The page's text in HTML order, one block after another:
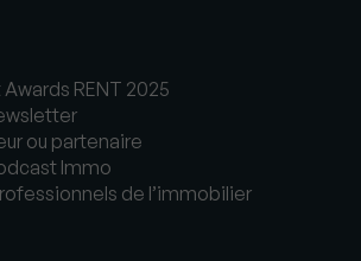
RENT 2025
ou partenaire
Immo
de l’immobilier